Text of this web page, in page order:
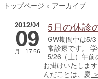
トップページ » アーカイブ
2012/04
09
月 - 17:56
5月の休診
GW期間中は5/
常診療です。 学
5/26（土）午前
お掛けいたしま
んだことは、慶